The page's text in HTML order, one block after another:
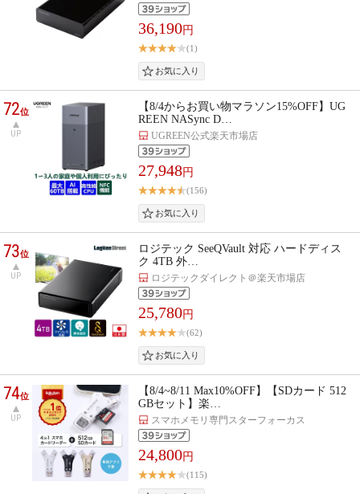
36,190円
(1)
72位
UP
【8/4からお買い物マラソン15%OFF】UG
REEN NASync D…
UGREEN公式楽天市場店
27,948円
(156)
73位
UP
ロジテック SeeQVault 対応 ハードディス
ク 4TB 外…
ロジテックダイレクト＠楽天市場店
25,780円
(62)
74位
UP
【8/4~8/11 Max10%OFF】【SDカード 512
GBセット】楽…
スマホメモリ専門スターフォーカス
24,800円
(115)